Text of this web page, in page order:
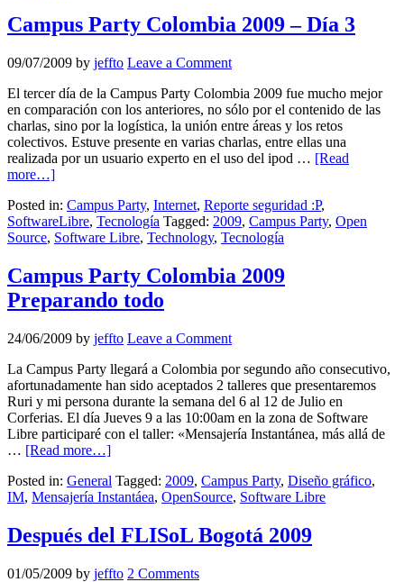
Campus Party Colombia 2009 – Día 3
09/07/2009 by jeffto Leave a Comment
El tercer día de la Campus Party Colombia 2009 fue mucho mejor
en comparación con los anteriores, no sólo por el contenido de las
charlas, sino por la logística, la unión entre áreas y los retos
colectivos. Estuve presente en varias charlas, entre ellas una
realizada por un usuario experto en el uso del ipod … [Read
more…]
Posted in: Campus Party, Internet, Reporte seguridad :P,
SoftwareLibre, Tecnología Tagged: 2009, Campus Party, Open
Source, Software Libre, Technology, Tecnología
Campus Party Colombia 2009
Preparando todo
24/06/2009 by jeffto Leave a Comment
La Campus Party llegará a Colombia por segundo año consecutivo,
afortunadamente han sido aceptados 2 talleres que presentaremos
Ruri y mi persona durante la semana del 6 al 12 de Julio en
Corferias. El día Jueves 9 a las 10:00am en la zona de Software
Libre participaré con el taller: «Mensajería Instantánea, más allá de
… [Read more…]
Posted in: General Tagged: 2009, Campus Party, Diseño gráfico,
IM, Mensajería Instantáea, OpenSource, Software Libre
Después del FLISoL Bogotá 2009
01/05/2009 by jeffto 2 Comments